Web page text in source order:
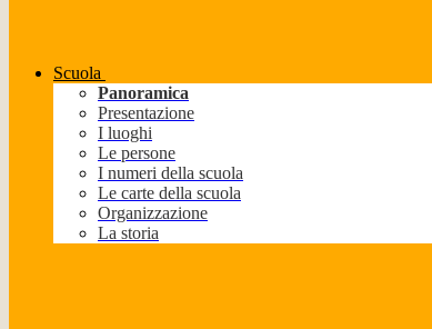
Scuola
Panoramica
Presentazione
I luoghi
Le persone
I numeri della scuola
Le carte della scuola
Organizzazione
La storia